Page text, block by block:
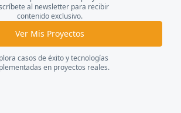
al newsletter para recibir
contenido exclusivo.
Ver Mis Proyectos
casos de éxito y tecnologías
en proyectos reales.